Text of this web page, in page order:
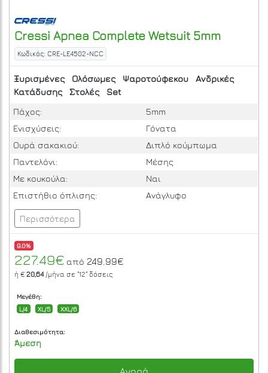
Cressi Apnea Complete Wetsuit 5mm
Κωδικός: CRE-LE4502-NCC
Ξυρισμένες Ολόσωμες Ψαροτούφεκου
Ανδρικές
Κατάδυσης
Στολές
Set
Πάχος:
5mm
Ενισχύσεις:
Γόνατα
Ουρά σακακιού:
Διπλό κούμπωμα
Παντελόνι:
Μέσης
Με κουκούλα:
Ναι
Επιστήθιο όπλισης:
Ανάγλυφο
Περισσότερα
9.0%
227.49€ από 249.99€
ή € 20,64/μήνα σε "12" δόσεις
Μεγέθη:
L/4
XL/5 XXL/6
Διαθεσιμότητα:
Άμεση